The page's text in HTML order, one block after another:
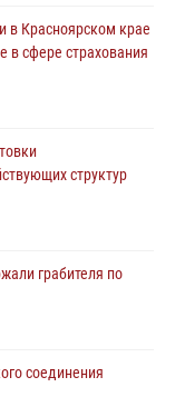
в Красноярском крае
сфере страхования
структур
грабителя по
соединения